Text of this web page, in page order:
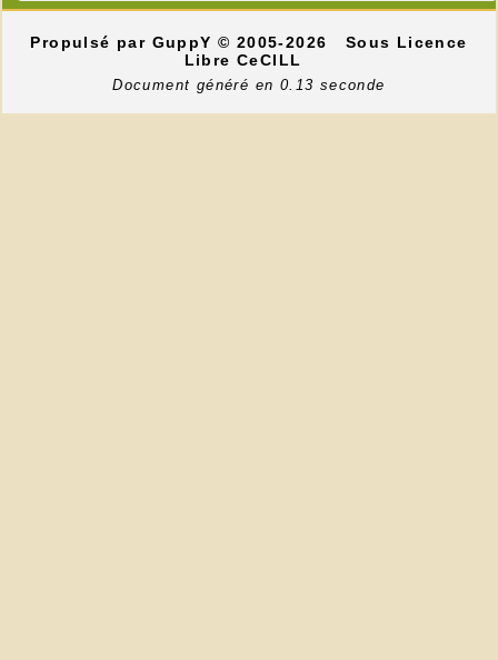
Propulsé par GuppY© 2005-2026
Sous Licence
Libre CeCILL
Document généré en 0.13 seconde